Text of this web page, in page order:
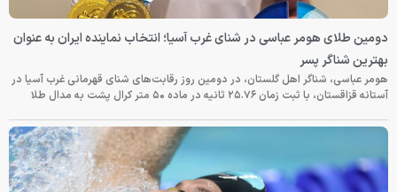
دومین طلای هومر عباسی در شنای غرب آسیا؛ انتخاب نماینده ایران به عنوان
بهترین شناگر پسر
هومر عباسی، شناگر اهل گلستان، در دومین روز رقابت‌های شنای قهرمانی غرب آسیا در
آستانه قزاقستان، با ثبت زمان ۲۵.۷۶ ثانیه در ماده ۵۰ متر کرال پشت به مدال طلا